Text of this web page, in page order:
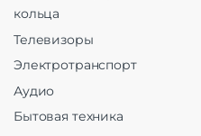
кольца
Телевизоры
Электротранспорт
Аудио
Бытовая техника